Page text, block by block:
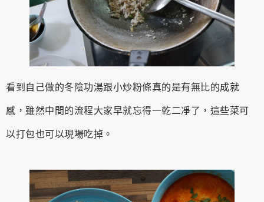
看到自己做的冬陰功湯跟小炒粉條真的是有無比的成就
感，雖然中間的流程大家早就忘得一乾二凈了，這些菜可
以打包也可以現場吃掉。